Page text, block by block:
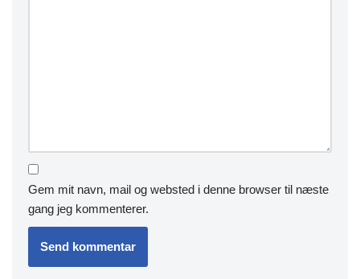
Gem mit navn, mail og websted i denne browser til næste
gang jeg kommenterer.